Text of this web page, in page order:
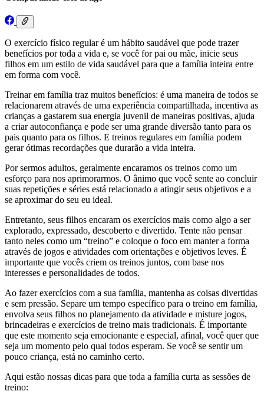
O exercício físico regular é um hábito saudável que pode trazer
benefícios por toda a vida e, se você for pai ou mãe, inicie seus
filhos em um estilo de vida saudável para que a família inteira entre
em forma com você.
Treinar em família traz muitos benefícios: é uma maneira de todos se
relacionarem através de uma experiência compartilhada, incentiva as
crianças a gastarem sua energia juvenil de maneiras positivas, ajuda
a criar autoconfiança e pode ser uma grande diversão tanto para os
pais quanto para os filhos. E treinos regulares em família podem
gerar ótimas recordações que durarão a vida inteira.
Por sermos adultos, geralmente encaramos os treinos como um
esforço para nos aprimorarmos. O ânimo que você sente ao concluir
suas repetições e séries está relacionado a atingir seus objetivos e a
se aproximar do seu eu ideal.
Entretanto, seus filhos encaram os exercícios mais como algo a ser
explorado, expressado, descoberto e divertido. Tente não pensar
tanto neles como um “treino” e coloque o foco em manter a forma
através de jogos e atividades com orientações e objetivos leves. É
importante que vocês criem os treinos juntos, com base nos
interesses e personalidades de todos.
Ao fazer exercícios com a sua família, mantenha as coisas divertidas
e sem pressão. Separe um tempo específico para o treino em família,
envolva seus filhos no planejamento da atividade e misture jogos,
brincadeiras e exercícios de treino mais tradicionais. É importante
que este momento seja emocionante e especial, afinal, você quer que
seja um momento pelo qual todos esperam. Se você se sentir um
pouco criança, está no caminho certo.
Aqui estão nossas dicas para que toda a família curta as sessões de
treino: